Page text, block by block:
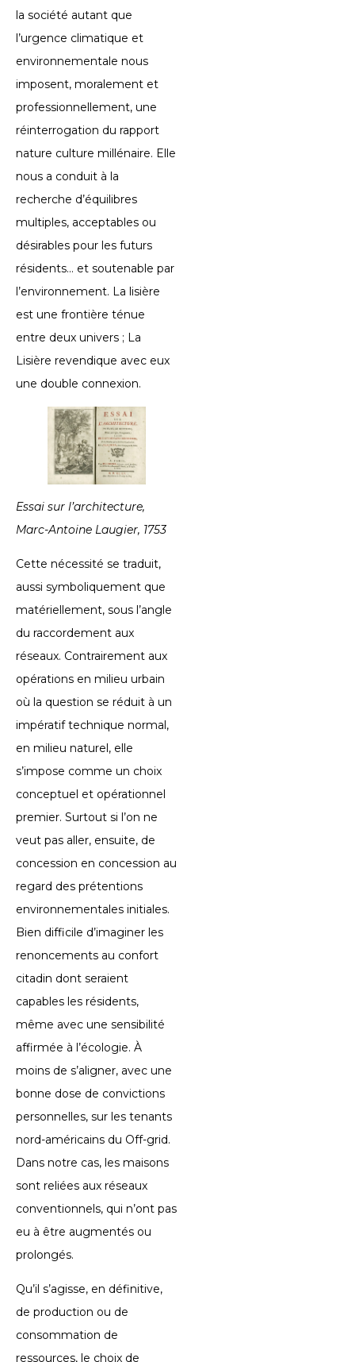
la société autant que
l’urgence climatique et
environnementale nous
imposent, moralement et
professionnellement, une
réinterrogation du rapport
nature culture millénaire. Elle
nous a conduit à la
recherche d’équilibres
multiples, acceptables ou
désirables pour les futurs
résidents… et soutenable par
l’environnement. La lisière
est une frontière ténue
entre deux univers ; La
Lisière revendique avec eux
une double connexion.
Essai sur l’architecture,
Marc-Antoine Laugier, 1753
Cette nécessité se traduit,
aussi symboliquement que
matériellement, sous l’angle
du raccordement aux
réseaux. Contrairement aux
opérations en milieu urbain
où la question se réduit à un
impératif technique normal,
en milieu naturel, elle
s’impose comme un choix
conceptuel et opérationnel
premier. Surtout si l’on ne
veut pas aller, ensuite, de
concession en concession au
regard des prétentions
environnementales initiales.
Bien difficile d’imaginer les
renoncements au confort
citadin dont seraient
capables les résidents,
même avec une sensibilité
affirmée à l’écologie. À
moins de s’aligner, avec une
bonne dose de convictions
personnelles, sur les tenants
nord-américains du Off-grid.
Dans notre cas, les maisons
sont reliées aux réseaux
conventionnels, qui n’ont pas
eu à être augmentés ou
prolongés.
Qu’il s’agisse, en définitive,
de production ou de
consommation de
ressources, le choix de